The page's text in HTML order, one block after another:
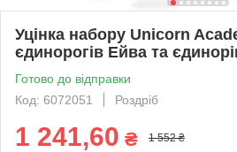
Уцінка набору Unicorn
єдинорогів Ейва та
Готово до відправки
Код: 6072051
Роздріб
1 241,60 ₴ 1 552 ₴